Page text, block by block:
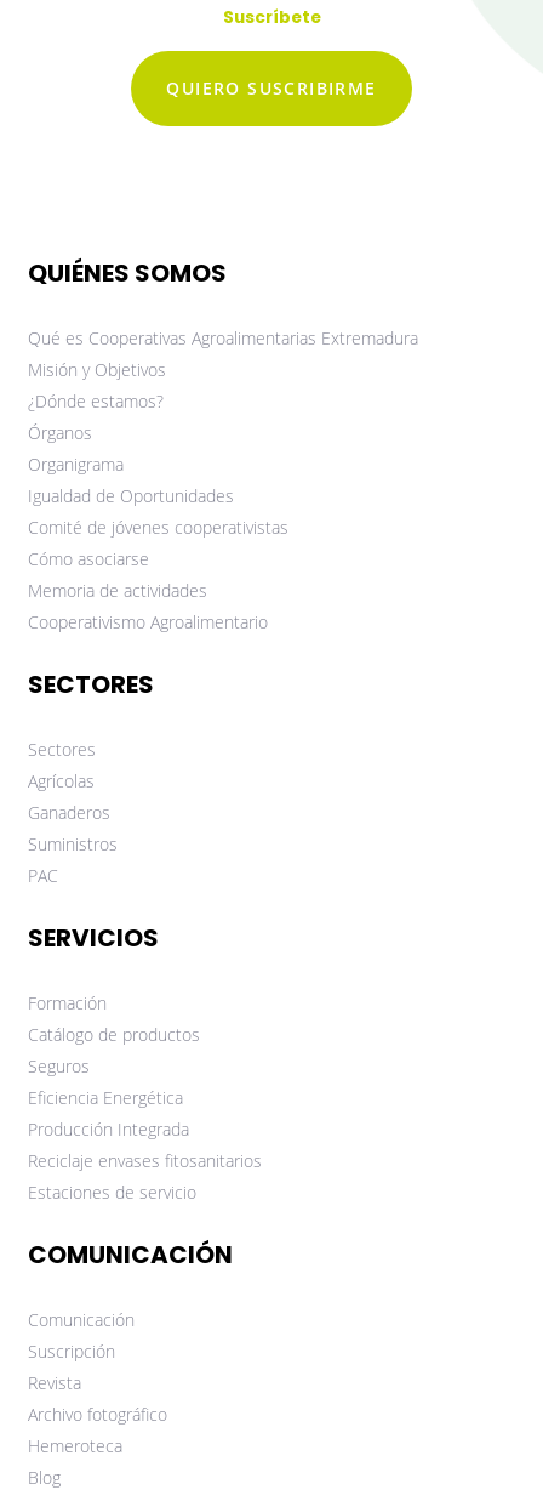
Suscríbete
QUIERO SUSCRIBIRME
QUIÉNES SOMOS
Qué es Cooperativas Agroalimentarias Extremadura
Misión y Objetivos
¿Dónde estamos?
Órganos
Organigrama
Igualdad de Oportunidades
Comité de jóvenes cooperativistas
Cómo asociarse
Memoria de actividades
Cooperativismo Agroalimentario
SECTORES
Sectores
Agrícolas
Ganaderos
Suministros
PAC
SERVICIOS
Formación
Catálogo de productos
Seguros
Eficiencia Energética
Producción Integrada
Reciclaje envases fitosanitarios
Estaciones de servicio
COMUNICACIÓN
Comunicación
Suscripción
Revista
Archivo fotográfico
Hemeroteca
Blog